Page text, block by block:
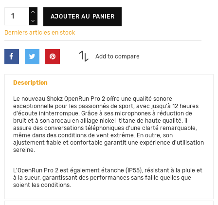
AJOUTER AU PANIER
Derniers articles en stock
Add to compare
Description
Le nouveau Shokz OpenRun Pro 2 offre une qualité sonore
exceptionnelle pour les passionnés de sport, avec jusqu'à 12 heures
d'écoute ininterrompue. Grâce à ses microphones à réduction de
bruit et à son arceau en alliage nickel-titane de haute qualité, il
assure des conversations téléphoniques d'une clarté remarquable,
même dans des conditions de vent extrême. En outre, son
ajustement fiable et confortable garantit une expérience d'utilisation
sereine.
L'OpenRun Pro 2 est également étanche (IP55), résistant à la pluie et
à la sueur, garantissant des performances sans faille quelles que
soient les conditions.